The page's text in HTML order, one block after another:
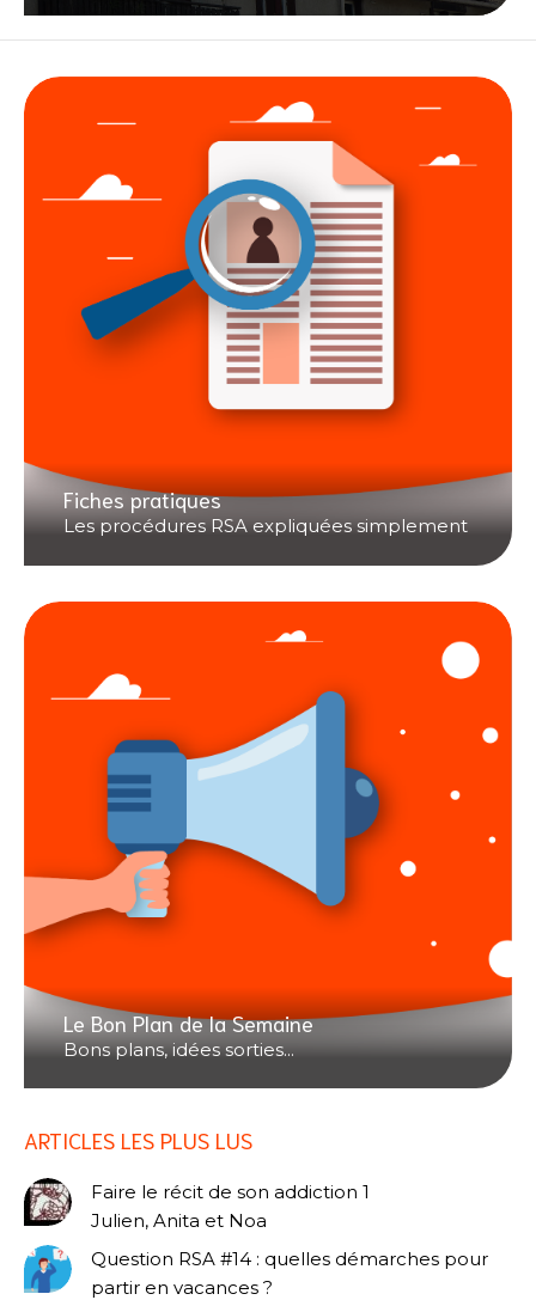
Fiches pratiques
Les procédures RSA expliquées simplement
Le Bon Plan de la Semaine
Bons plans, idées sorties...
ARTICLES LES PLUS LUS
Faire le récit de son addiction 1
Julien, Anita et Noa
Question RSA #14 : quelles démarches pour
partir en vacances ?